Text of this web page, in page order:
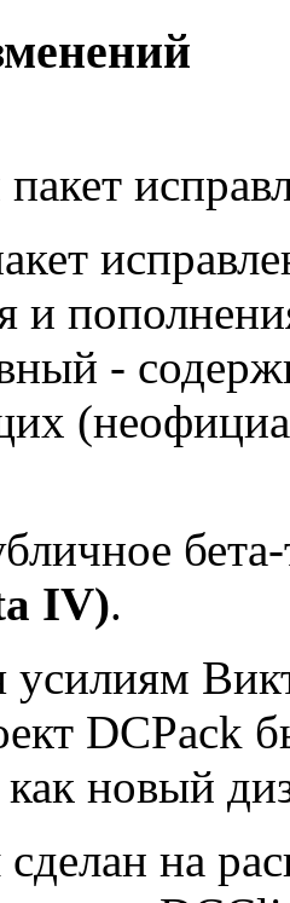
и
-
IV).
усилиям
DCPack
новый
на